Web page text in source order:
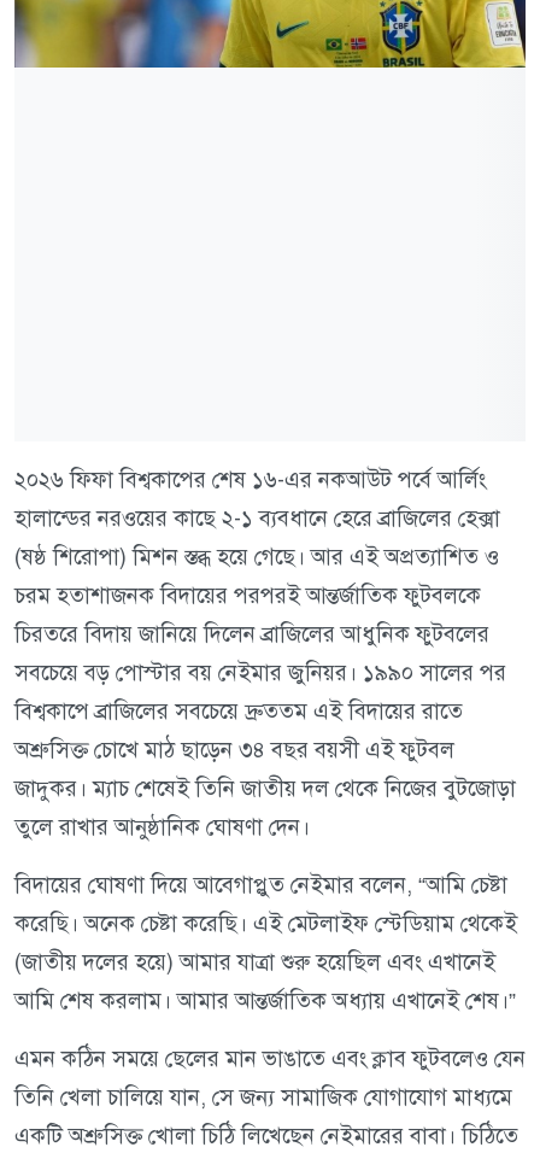
২০২৬ ফিফা বিশ্বকাপের শেষ ১৬-এর নকআউট পর্বে আর্লিং
হালান্ডের নরওয়ের কাছে ২-১ ব্যবধানে হেরে ব্রাজিলের হেক্সা
(ষষ্ঠ শিরোপা) মিশন স্তব্ধ হয়ে গেছে। আর এই অপ্রত্যাশিত ও
চরম হতাশাজনক বিদায়ের পরপরই আন্তর্জাতিক ফুটবলকে
চিরতরে বিদায় জানিয়ে দিলেন ব্রাজিলের আধুনিক ফুটবলের
সবচেয়ে বড় পোস্টার বয় নেইমার জুনিয়র। ১৯৯০ সালের পর
বিশ্বকাপে ব্রাজিলের সবচেয়ে দ্রুততম এই বিদায়ের রাতে
অশ্রুসিক্ত চোখে মাঠ ছাড়েন ৩৪ বছর বয়সী এই ফুটবল
জাদুকর। ম্যাচ শেষেই তিনি জাতীয় দল থেকে নিজের বুটজোড়া
তুলে রাখার আনুষ্ঠানিক ঘোষণা দেন।
বিদায়ের ঘোষণা দিয়ে আবেগাপ্লুত নেইমার বলেন, “আমি চেষ্টা
করেছি। অনেক চেষ্টা করেছি। এই মেটলাইফ স্টেডিয়াম থেকেই
(জাতীয় দলের হয়ে) আমার যাত্রা শুরু হয়েছিল এবং এখানেই
আমি শেষ করলাম। আমার আন্তর্জাতিক অধ্যায় এখানেই শেষ।”
এমন কঠিন সময়ে ছেলের মান ভাঙাতে এবং ক্লাব ফুটবলেও যেন
তিনি খেলা চালিয়ে যান, সে জন্য সামাজিক যোগাযোগ মাধ্যমে
একটি অশ্রুসিক্ত খোলা চিঠি লিখেছেন নেইমারের বাবা। চিঠিতে